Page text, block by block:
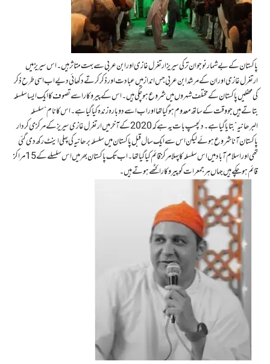
پاکستان کے بے شمار نوجوان ترکی سیریز ارتغرل غازی اور ابن عربی سے بہت متاثر ہیں۔ اس سیریز میں
ارتغرل غازی اور ان کے مرشد ابن عربی جس انداز میں عبادت اور ذکر کرتے دکھائی دیے اب اسی طرح ذکر
کی محفلیں پاکستان کے مختلف شہروں میں شروع ہو چکی ہیں۔ اس کے پیروکار اسے تصوف کا ایک ایسا سلسلہ
بتاتے ہیں جو وقت کے ساتھ معدوم ہو گیا تھا اور اب اسے دوبارہ زندہ کیا گیا ہے۔اس کا نام”سلسلہ
البرھانیہ“بتایا گیا ہے۔ دلچسپ بات یہ ہے کہ 2020 کے آخر میں ارتغرل غازی سیریز کے مرکزی کردار
پاکستان آنا شروع ہوئے لیکن اس سے ایک سال قبل پاکستان میں سلسلہ برھانیہ کی پہلی اینٹ رکھ دی گئی
تھی اور اسلام آباد میں اس سلسلہ کا پہلا مرکز قائم کیا گیا تھا۔ اب تک پاکستان بھر میں اس سلسلے کے15 مراکز
قائم ہو چکے ہیں جہاں ہر جمعرات کو پیروکار اکٹھے ہوتے ہیں۔